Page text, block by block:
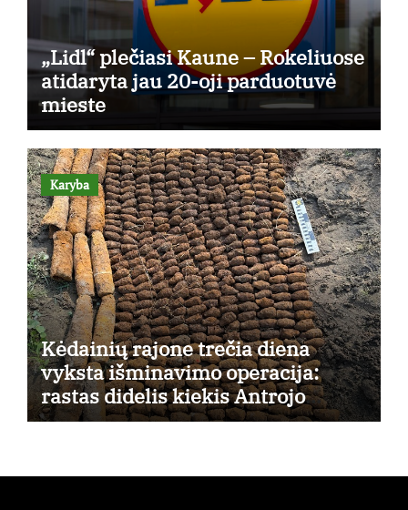
„Lidl“ plečiasi Kaune – Rokeliuose
atidaryta jau 20-oji parduotuvė
mieste
Karyba
Kėdainių rajone trečia diena
vyksta išminavimo operacija:
rastas didelis kiekis Antrojo
pasaulinio karo laikų standartinės